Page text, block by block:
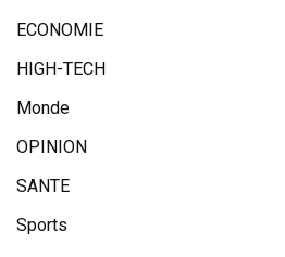
ECONOMIE
HIGH-TECH
Monde
OPINION
SANTE
Sports